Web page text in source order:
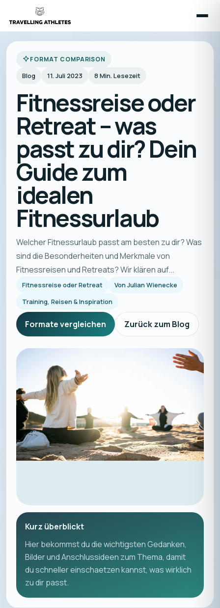
FORMAT COMPARISON
Blog 11. Juli 2023 8 Min. Lesezeit
Fitnessreise oder
Retreat – was
passt zu dir? Dein
Guide zum
idealen
Fitnessurlaub
Welcher Fitnessurlaub passt am besten zu dir? Was
sind die Besonderheiten und Merkmale von
Fitnessreisen und Retreats? Wir klären auf...
Fitnessreise oder Retreat VonJulian Wienecke
Training, Reisen & Inspiration
Formate vergleichen Zurück zum Blog
Kurz überblickt
Hier bekommst du die wichtigsten Gedanken,
Bilder und Anschlussideen zum Thema, damit
du schneller einschaetzen kannst, was wirklich
zu dir passt.